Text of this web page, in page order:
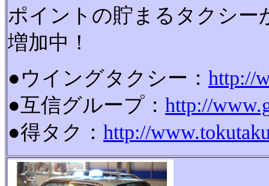
ポイントの貯まるタクシー
増加中！
●ウイングタクシー： http://
●互信グループ： http://
●得タク： http://